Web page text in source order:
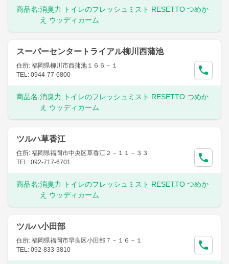
商品名:消臭力 トイレのフレッシュミスト RESETTO つめか
え ウッディカーム
スーパーセンタートライアル柳川西蒲池
住所: 福岡県柳川市西蒲池１６６－１
TEL: 0944-77-6800
商品名:消臭力 トイレのフレッシュミスト RESETTO つめか
え ウッディカーム
ツルハ草香江
住所: 福岡県福岡市中央区草香江２－１１－３３
TEL: 092-717-6701
商品名:消臭力 トイレのフレッシュミスト RESETTO つめか
え ウッディカーム
ツルハ小田部
住所: 福岡県福岡市早良区小田部７－１６－１
TEL: 092-833-3810